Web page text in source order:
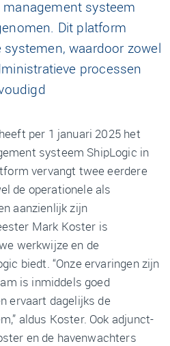
systeem
Dit platform
waardoor zowel
processen
per 1 januari 2025 het
systeem ShipLogic in
vervangt twee eerdere
de operationele als
aanzienlijk zijn
Mark Koster is
werkwijze en de
biedt. “Onze ervaringen zijn
is inmiddels goed
ervaart dagelijks de
aldus Koster. Ook adjunct-
en de havenwachters